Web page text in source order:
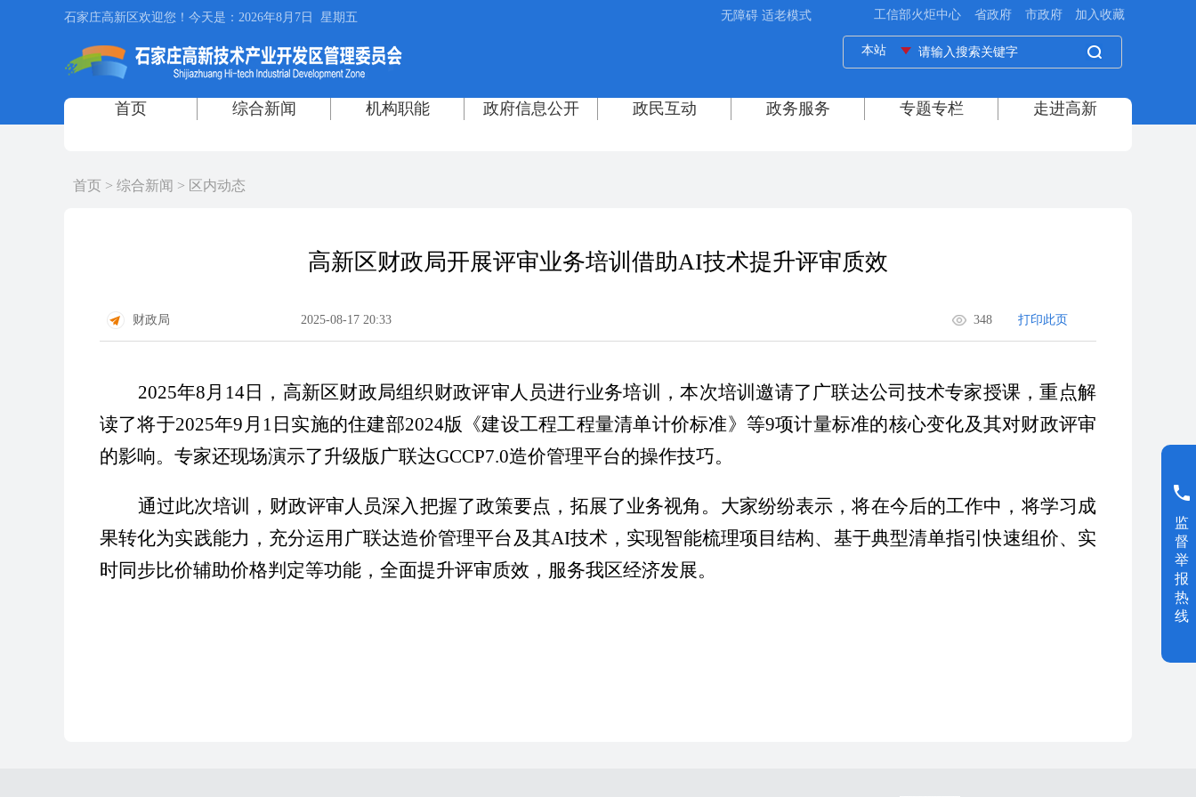
无障碍 适老模式
首页 > 综合新闻 > 区内动态
高新区财政局开展评审业务培训借助AI技术提升评审质效
财政局 2025-08-17 20:33 348 打印此页
2025年8月14日，高新区财政局组织财政评审人员进行业务培训，本次培训邀请了广联达公司技术专家授课，重点解
读了将于2025年9月1日实施的住建部2024版《建设工程工程量清单计价标准》等9项计量标准的核心变化及其对财政评审
的影响。专家还现场演示了升级版广联达GCCP7.0造价管理平台的操作技巧。
通过此次培训，财政评审人员深入把握了政策要点，拓展了业务视角。大家纷纷表示，将在今后的工作中，将学习成
果转化为实践能力，充分运用广联达造价管理平台及其AI技术，实现智能梳理项目结构、基于典型清单指引快速组价、实
时同步比价辅助价格判定等功能，全面提升评审质效，服务我区经济发展。
监
督
举
报
热
线